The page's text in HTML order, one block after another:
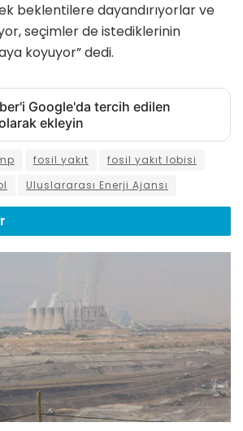
beklentilere dayandırıyorlar ve
seçimler de istediklerinin
koyuyor” dedi.
Google'da tercih edilen
ekleyin
fosil yakıt
fosil yakıt lobisi
Uluslararası Enerji Ajansı